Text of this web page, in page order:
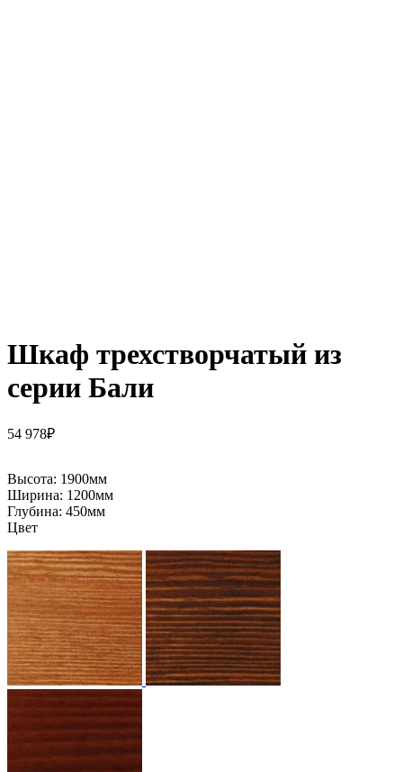
Шкаф трехстворчатый из
серии Бали
54 978₽
Высота: 1900мм
Ширина: 1200мм
Глубина: 450мм
Цвет